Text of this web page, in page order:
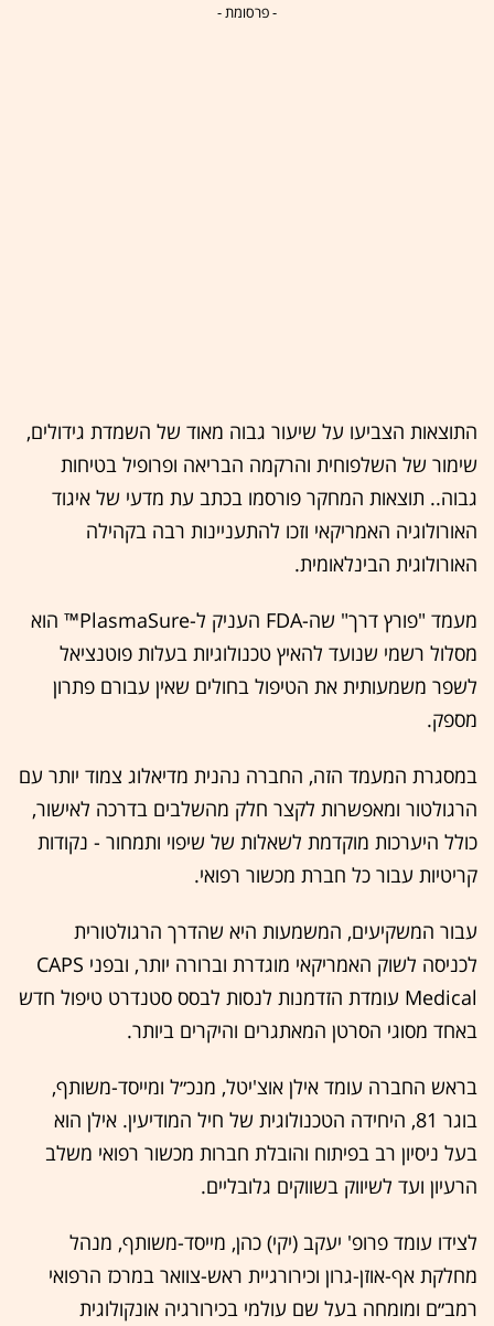
- פרסומת -
התוצאות הצביעו על שיעור גבוה מאוד של השמדת גידולים,
שימור של השלפוחית והרקמה הבריאה ופרופיל בטיחות
גבוה.. תוצאות המחקר פורסמו בכתב עת מדעי של איגוד
האורולוגיה האמריקאי וזכו להתעניינות רבה בקהילה
האורולוגית הבינלאומית.
מעמד "פורץ דרך" שה-FDA העניק ל-PlasmaSure™ הוא
מסלול רשמי שנועד להאיץ טכנולוגיות בעלות פוטנציאל
לשפר משמעותית את הטיפול בחולים שאין עבורם פתרון
מספק.
במסגרת המעמד הזה, החברה נהנית מדיאלוג צמוד יותר עם
הרגולטור ומאפשרות לקצר חלק מהשלבים בדרכה לאישור,
כולל היערכות מוקדמת לשאלות של שיפוי ותמחור - נקודות
קריטיות עבור כל חברת מכשור רפואי.
עבור המשקיעים, המשמעות היא שהדרך הרגולטורית
לכניסה לשוק האמריקאי מוגדרת וברורה יותר, ובפני CAPS
Medical עומדת הזדמנות לנסות לבסס סטנדרט טיפול חדש
באחד מסוגי הסרטן המאתגרים והיקרים ביותר.
בראש החברה עומד אילן אוצ'יטל, מנכ״ל ומייסד-משותף,
בוגר 81, היחידה הטכנולוגית של חיל המודיעין. אילן הוא
בעל ניסיון רב בפיתוח והובלת חברות מכשור רפואי משלב
הרעיון ועד לשיווק בשווקים גלובליים.
לצידו עומד פרופ' יעקב (יקי) כהן, מייסד-משותף, מנהל
מחלקת אף-אוזן-גרון וכירורגיית ראש-צוואר במרכז הרפואי
רמב״ם ומומחה בעל שם עולמי בכירורגיה אונקולוגית